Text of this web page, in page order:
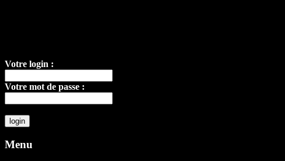
Votre login :
Votre mot de passe :
Menu